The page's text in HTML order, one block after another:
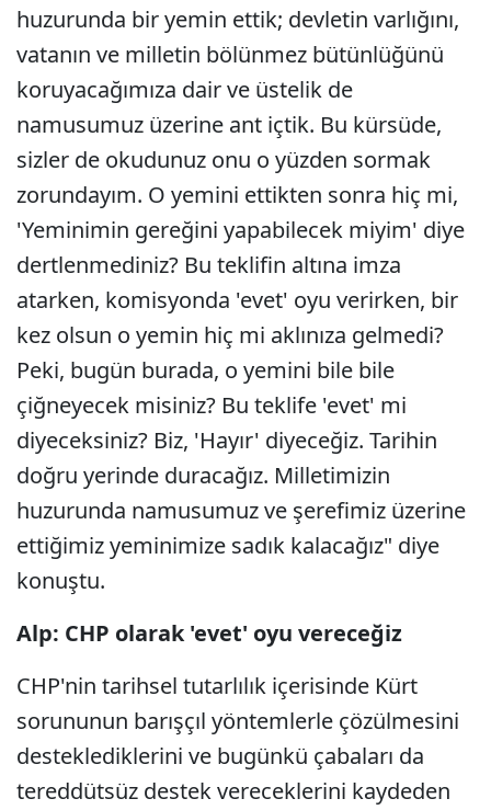
huzurunda bir yemin ettik; devletin varlığını,
vatanın ve milletin bölünmez bütünlüğünü
koruyacağımıza dair ve üstelik de
namusumuz üzerine ant içtik. Bu kürsüde,
sizler de okudunuz onu o yüzden sormak
zorundayım. O yemini ettikten sonra hiç mi,
'Yeminimin gereğini yapabilecek miyim' diye
dertlenmediniz? Bu teklifin altına imza
atarken, komisyonda 'evet' oyu verirken, bir
kez olsun o yemin hiç mi aklınıza gelmedi?
Peki, bugün burada, o yemini bile bile
çiğneyecek misiniz? Bu teklife 'evet' mi
diyeceksiniz? Biz, 'Hayır' diyeceğiz. Tarihin
doğru yerinde duracağız. Milletimizin
huzurunda namusumuz ve şerefimiz üzerine
ettiğimiz yeminimize sadık kalacağız" diye
konuştu.
Alp: CHP olarak 'evet' oyu vereceğiz
CHP'nin tarihsel tutarlılık içerisinde Kürt
sorununun barışçıl yöntemlerle çözülmesini
desteklediklerini ve bugünkü çabaları da
tereddütsüz destek vereceklerini kaydeden